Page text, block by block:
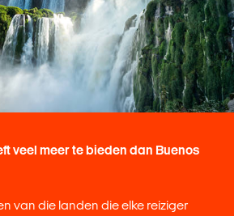
veel meer te bieden dan Buenos
van die landen die elke reiziger